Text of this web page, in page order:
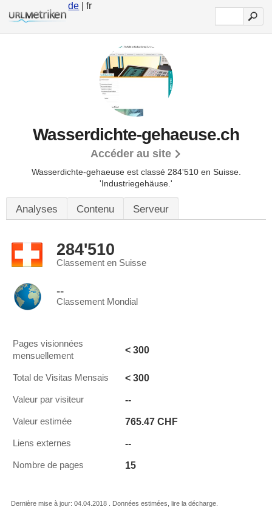
de | fr
Wasserdichte-gehaeuse.ch
Accéder au site
Wasserdichte-gehaeuse est classé 284'510 en Suisse.
'Industriegehäuse.'
Analyses Contenu Serveur
284'510
Classement en Suisse
--
Classement Mondial
Pages visionnées
mensuellement
< 300
Total de Visitas Mensais < 300
Valeur par visiteur --
Valeur estimée 765.47 CHF
Liens externes --
Nombre de pages 15
Dernière mise à jour: 04.04.2018 . Données estimées, lire la décharge.